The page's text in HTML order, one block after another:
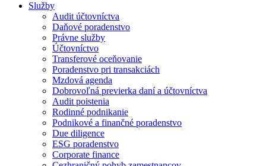
Služby
Audit účtovníctva
Daňové poradenstvo
Právne služby
Účtovníctvo
Transferové oceňovanie
Poradenstvo pri transakciách
Mzdová agenda
Dobrovoľná previerka daní a účtovníctva
Audit poistenia
Rodinné podnikanie
Podnikové a finančné poradenstvo
Due diligence
ESG poradenstvo
Corporate finance